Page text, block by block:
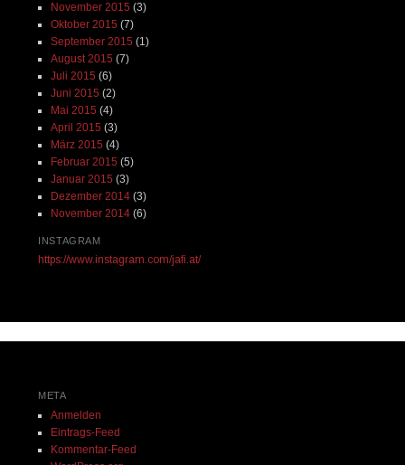
November 2015 (3)
Oktober 2015 (7)
September 2015 (1)
August 2015 (7)
Juli 2015 (6)
Juni 2015 (2)
Mai 2015 (4)
April 2015 (3)
März 2015 (4)
Februar 2015 (5)
Januar 2015 (3)
Dezember 2014(3)
November 2014(6)
INSTAGRAM
https://www.instagram.com/jafi.at/
META
Anmelden
Eintrags-Feed
Kommentar-Feed